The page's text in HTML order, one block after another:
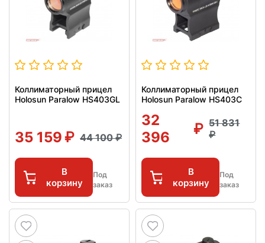
Коллиматорный прицел
Holosun Paralow HS403GL
35 159 44 100
В
корзину
Под
заказ
Коллиматорный прицел
Holosun Paralow HS403C
32
396
51 831
В
корзину
Под
заказ